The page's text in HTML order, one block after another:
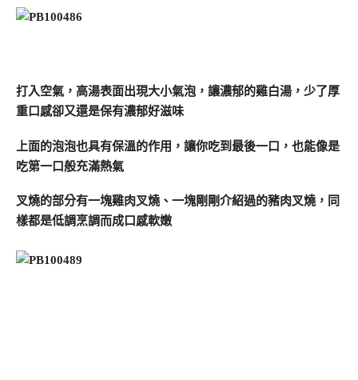
打入空氣，高湯表面出現大小氣泡，讓濃郁的雞白湯，少了厚
重口感卻又還是保有濃郁好滋味
上面的泡泡也具有保溫的作用，讓你吃到最後一口，也能像是
吃第一口般充滿熱氣
叉燒的部分有一塊雞肉叉燒、一塊剛剛介紹過的豬肉叉燒，同
樣都是低調烹調而成口感軟嫩